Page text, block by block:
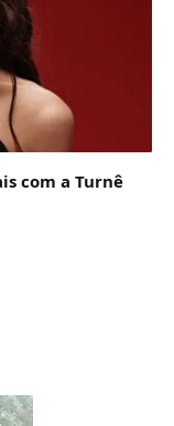
com a Turnê